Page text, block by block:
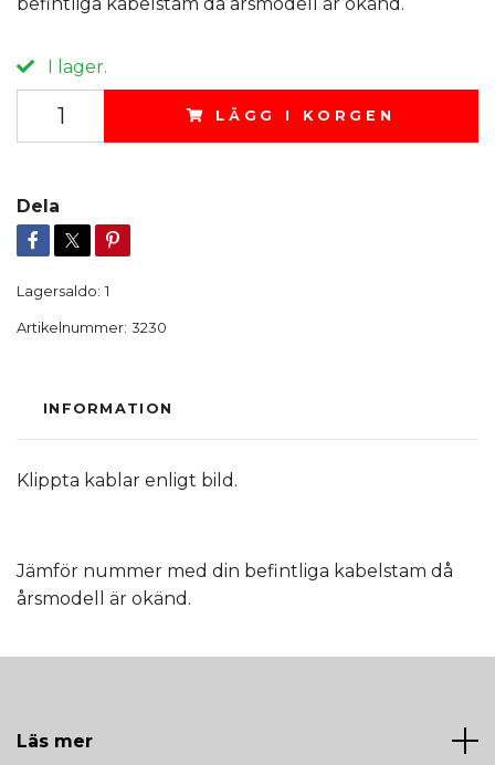
I lager.
LÄGG I KORGEN
Dela
Lagersaldo: 1
Artikelnummer: 3230
INFORMATION
Klippta kablar enligt bild.
Jämför nummer med din befintliga kabelstam då
årsmodell är okänd.
Läs mer